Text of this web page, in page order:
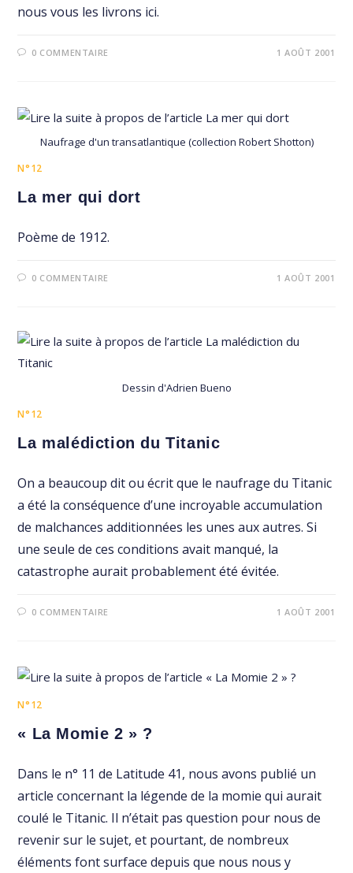
nous vous les livrons ici.
0 COMMENTAIRE 1 AOÛT 2001
Naufrage d'un transatlantique (collection Robert Shotton)
N°12
La mer qui dort
Poème de 1912.
0 COMMENTAIRE 1 AOÛT 2001
Dessin d'Adrien Bueno
N°12
La malédiction du Titanic
On a beaucoup dit ou écrit que le naufrage du Titanic
a été la conséquence d’une incroyable accumulation
de malchances additionnées les unes aux autres. Si
une seule de ces conditions avait manqué, la
catastrophe aurait probablement été évitée.
0 COMMENTAIRE 1 AOÛT 2001
N°12
« La Momie 2 » ?
Dans le n° 11 de Latitude 41, nous avons publié un
article concernant la légende de la momie qui aurait
coulé le Titanic. Il n’était pas question pour nous de
revenir sur le sujet, et pourtant, de nombreux
éléments font surface depuis que nous nous y